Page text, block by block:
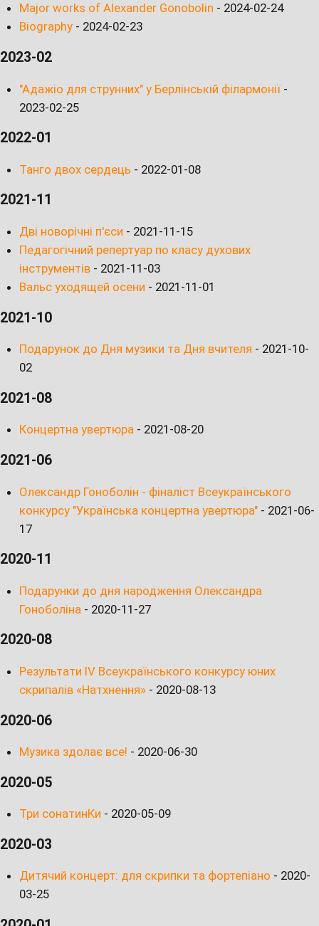
Major works of Alexander Gonobolin - 2024-02-24
Biography - 2024-02-23
2023-02
"Адажіо для струнних" у Берлінській філармонії -
2023-02-25
2022-01
Танго двох сердець - 2022-01-08
2021-11
Дві новорічні п'єси - 2021-11-15
Педагогічний репертуар по класу духових
інструментів - 2021-11-03
Вальс уходящей осени - 2021-11-01
2021-10
Подарунок до Дня музики та Дня вчителя - 2021-10-
02
2021-08
Концертна увертюра - 2021-08-20
2021-06
Олександр Гоноболін - фіналіст Всеукраїнського
конкурсу "Українська концертна увертюра" - 2021-06-
17
2020-11
Подарунки до дня народження Олександра
Гоноболіна - 2020-11-27
2020-08
Результати IV Всеукраїнського конкурсу юних
скрипалів «Натхнення» - 2020-08-13
2020-06
Музика здолає все! - 2020-06-30
2020-05
Три сонатинКи - 2020-05-09
2020-03
Дитячий концерт: для скрипки та фортепіано - 2020-
03-25